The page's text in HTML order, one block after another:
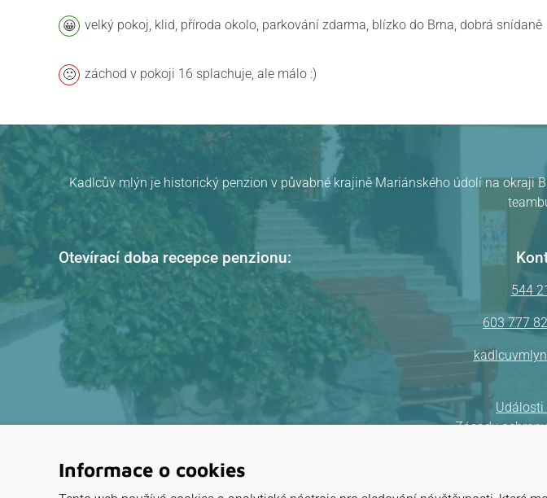
Pension Kadlcův mlýn hodnocení
velký pokoj, klid, příroda okolo, parkování zdarma, blízko do Brna, dobrá snídaně
záchod v pokoji 16 splachuje, ale málo :)
Kadlcův mlýn je historický penzion v půvabné krajině Mariánského údolí na
Otevírací doba recepce penzionu:
544
603 777
Události
Zásady
Informace o cookies